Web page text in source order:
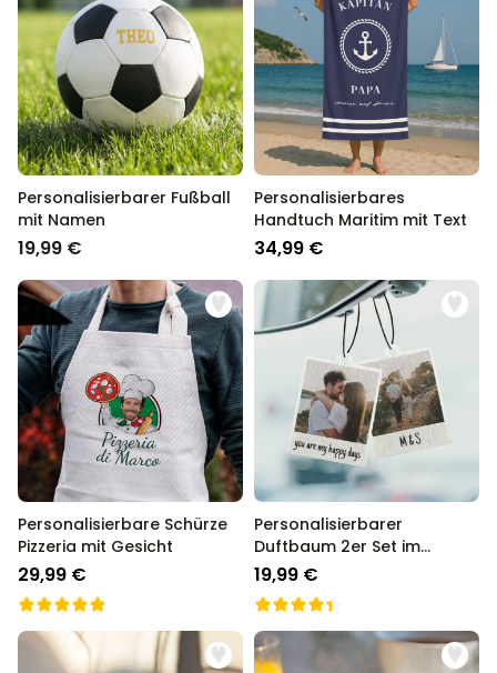
Personalisierbarer Fußball
mit Namen
19,99 €
Personalisierbares
Handtuch Maritim mit Text
34,99 €
Personalisierbare Schürze
Pizzeria mit Gesicht
29,99 €
Personalisierbarer
Duftbaum 2er Set im
Polaroid-Look
19,99 €